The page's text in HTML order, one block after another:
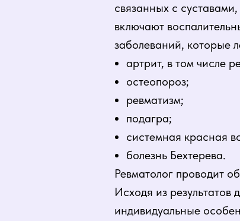
связанных с
включают
заболеваний, которые
артрит, в том числе
остеопороз;
ревматизм;
подагра;
системная красная
болезнь Бехтерева.
Ревматолог проводит
Исходя из результатов
индивидуальные